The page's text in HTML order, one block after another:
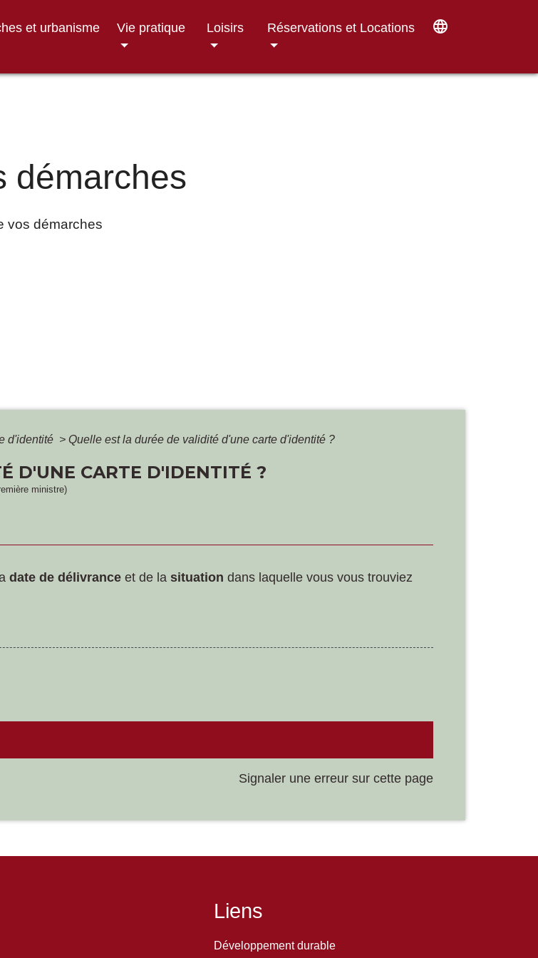
et urbanisme Vie pratique Loisirs Réservations et Locations language
démarches
vos démarches
d'identité > Quelle est la durée de validité d'une carte d'identité ?
D'UNE CARTE D'IDENTITÉ ?
ministre)
date de délivrance et de la situation dans laquelle vous vous trouviez
Signaler une erreur sur cette page
Liens
Développement durable